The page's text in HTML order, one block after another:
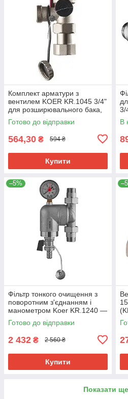
Комплект арматури з
вентилем KOER KR.1045 3/4"
для розширювального бака,
латунь, нікель (KR3112)
Готово до відправки
564,30 ₴ 594 ₴
Купити
3/
В
–5%
Фільтр тонкого очищення з
поворотним з'єднанням і
манометром Koer KR.1240 —
3/4" (KR5879)
Готово до відправки
2 432 ₴ 2 560 ₴
Купити
Показати ще